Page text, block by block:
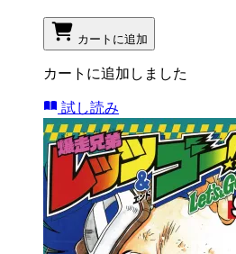
カートに追加
カートに追加しました
試し読み